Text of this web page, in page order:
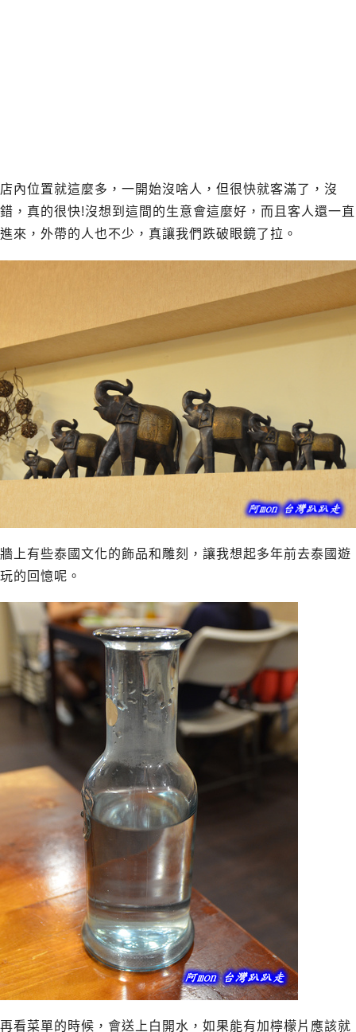
店內位置就這麼多，一開始沒啥人，但很快就客滿了，沒
錯，真的很快!沒想到這間的生意會這麼好，而且客人還一直
進來，外帶的人也不少，真讓我們跌破眼鏡了拉。
牆上有些泰國文化的飾品和雕刻，讓我想起多年前去泰國遊
玩的回憶呢。
再看菜單的時候，會送上白開水，如果能有加檸檬片應該就